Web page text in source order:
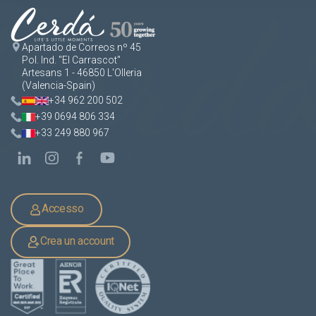
Apartado de Correos nº 45
Pol. Ind. "El Carrascot"
Artesans 1 - 46850 L'Olleria
(Valencia-Spain)
+34 962 200 502
+39 0694 806 334
+33 249 880 967
Accesso
Crea un account